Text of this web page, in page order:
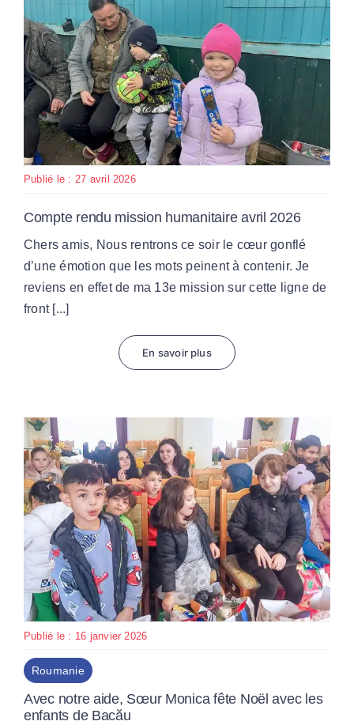
Par Région
Nous soutenir
Contact
Publié le : 27 avril 2026
Compte rendu mission humanitaire avril 2026
Chers amis, Nous rentrons ce soir le cœur gonflé
d’une émotion que les mots peinent à contenir. Je
reviens en effet de ma 13e mission sur cette ligne de
front [...]
En savoir plus
Publié le : 16 janvier 2026
Roumanie
Avec notre aide, Sœur Monica fête Noël avec les
enfants de Bacău